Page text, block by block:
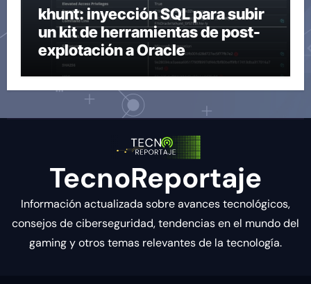
khunt: inyección SQL para subir
un kit de herramientas de post-
explotación a Oracle
TecnoReportaje
Información actualizada sobre avances tecnológicos,
consejos de ciberseguridad, tendencias en el mundo del
gaming y otros temas relevantes de la tecnología.